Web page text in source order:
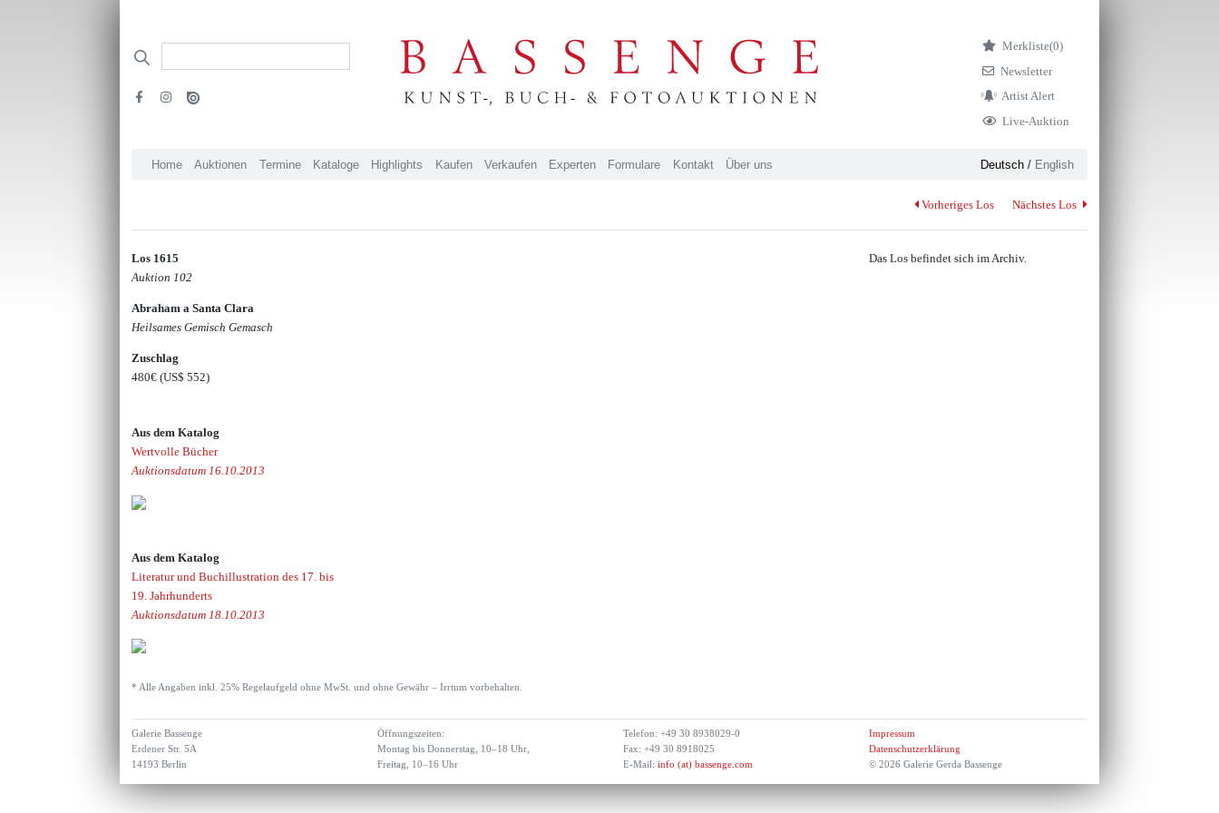
Merkliste(0)
Newsletter
Artist Alert
Live-Auktion
Home Auktionen Termine Kataloge Highlights Kaufen Verkaufen Experten Formulare Kontakt Über uns Deutsch/ English
Vorheriges Los Nächstes Los
Los 1615
Auktion 102
Abraham a Santa Clara
Heilsames Gemisch Gemasch
Zuschlag
480€(US$ 552)
Aus dem Katalog
Wertvolle Bücher
Auktionsdatum 16.10.2013
Aus dem Katalog
Literatur und Buchillustration des 17. bis
19. Jahrhunderts
Auktionsdatum 18.10.2013
Das Los befindet sich im Archiv.
* Alle Angaben inkl. 25% Regelaufgeld ohne MwSt. und ohne Gewähr – Irrtum vorbehalten.
Galerie Bassenge
Erdener Str. 5A
14193 Berlin
Öffnungszeiten:
Montag bis Donnerstag, 10–18 Uhr,
Freitag, 10–16 Uhr
Telefon: +49 30 8938029-0
Fax: +49 30 8918025
E-Mail: info (at) bassenge.com
Impressum
Datenschutzerklärung
© 2026 Galerie Gerda Bassenge